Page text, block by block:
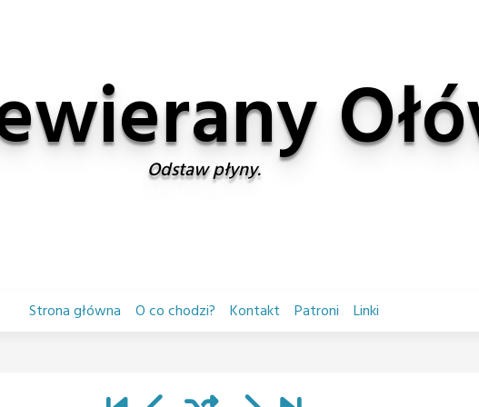
Odstaw płyny.
Strona główna O co chodzi? Kontakt Patroni Linki